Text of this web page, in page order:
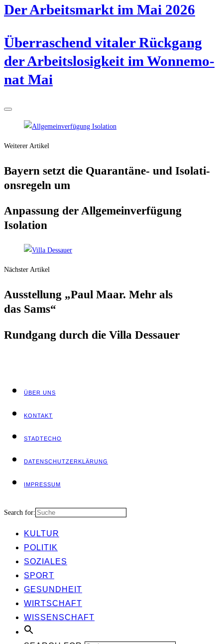
Der Arbeits­markt im Mai 2026
Über­ra­schend vita­ler Rück­gang
der Arbeits­lo­sig­keit im Won­ne­mo­
nat Mai
Weiterer Artikel
Bay­ern setzt die Qua­ran­tä­ne- und Iso­la­ti­
ons­re­geln um
Anpas­sung der All­ge­mein­ver­fü­gung
Isolation
Nächster Artikel
Aus­stel­lung „Paul Maar. Mehr als
das Sams“
Rund­gang durch die Vil­la Dessauer
ÜBER UNS
KON­TAKT
STADT­ECHO
DATEN­SCHUTZ­ER­KLÄ­RUNG
IMPRES­SUM
Search for:
KUL­TUR
POLI­TIK
SOZIA­LES
SPORT
GESUND­HEIT
WIRT­SCHAFT
WIS­SEN­SCHAFT